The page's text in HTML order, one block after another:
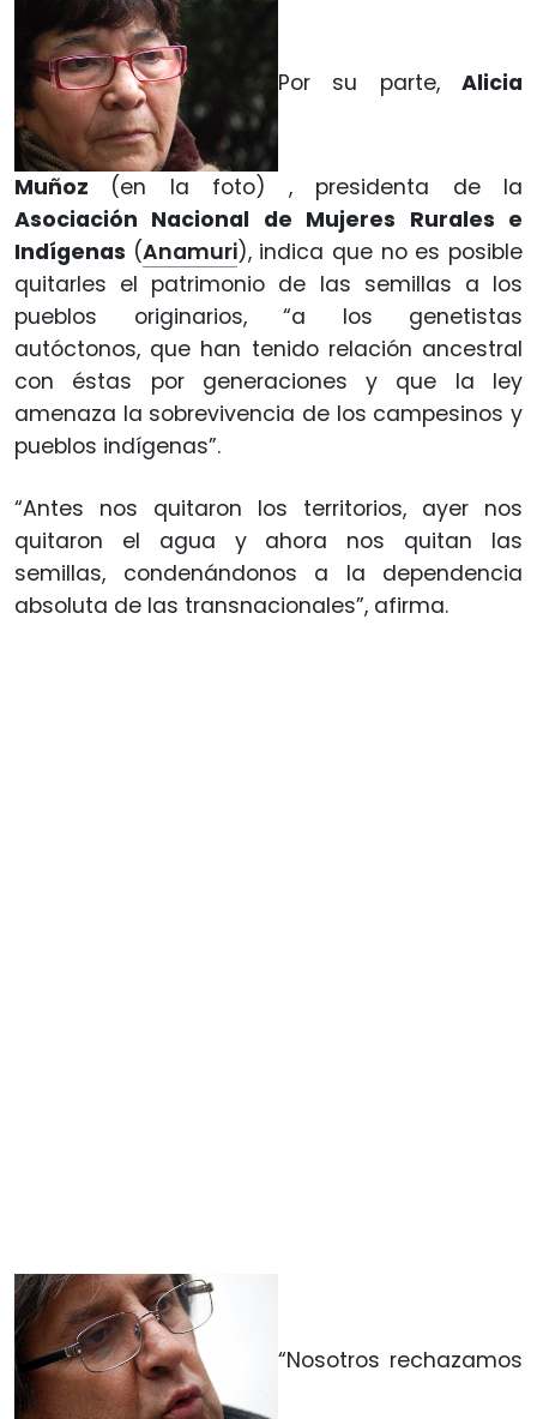
Por su parte, Alicia
Muñoz (en la foto) , presidenta de la
Asociación Nacional de Mujeres Rurales e
Indígenas (Anamuri), indica que no es posible
quitarles el patrimonio de las semillas a los
pueblos originarios, “a los genetistas
autóctonos, que han tenido relación ancestral
con éstas por generaciones y que la ley
amenaza la sobrevivencia de los campesinos y
pueblos indígenas”.
“Antes nos quitaron los territorios, ayer nos
quitaron el agua y ahora nos quitan las
semillas, condenándonos a la dependencia
absoluta de las transnacionales”, afirma.
“Nosotros rechazamos